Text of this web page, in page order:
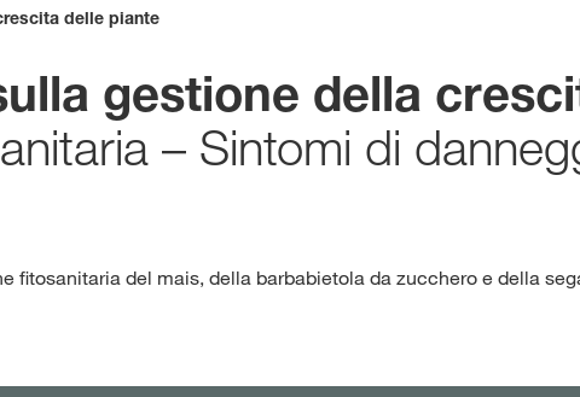
Contenuti
Temi
delle piante
gestione della
– Sintomi di
fitosanitaria del mais, della barbabietola da zucchero e della